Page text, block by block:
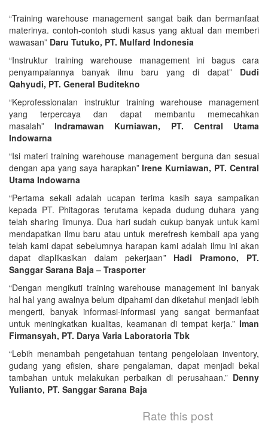
“Training warehouse management sangat baik dan bermanfaat
materinya. contoh-contoh studi kasus yang aktual dan memberi
wawasan” Daru Tutuko, PT. Mulfard Indonesia
“Instruktur training warehouse management ini bagus cara
penyampaiannya banyak ilmu baru yang di dapat” Dudi
Qahyudi, PT. General Buditekno
“Keprofessionalan instruktur training warehouse management
yang terpercaya dan dapat membantu memecahkan
masalah”Indramawan Kurniawan, PT. Central Utama
Indowarna
“Isi materi training warehouse management berguna dan sesuai
dengan apa yang saya harapkan”Irene Kurniawan, PT. Central
Utama Indowarna
“Pertama sekali adalah ucapan terima kasih saya sampaikan
kepada PT. Phitagoras terutama kepada dudung duhara yang
telah sharing ilmunya. Dua hari sudah cukup banyak untuk kami
mendapatkan ilmu baru atau untuk merefresh kembali apa yang
telah kami dapat sebelumnya harapan kami adalah ilmu ini akan
dapat diaplikasikan dalam pekerjaan” Hadi Pramono, PT.
Sanggar Sarana Baja – Trasporter
“Dengan mengikuti training warehouse management ini banyak
hal hal yang awalnya belum dipahami dan diketahui menjadi lebih
mengerti, banyak informasi-informasi yang sangat bermanfaat
untuk meningkatkan kualitas, keamanan di tempat kerja.” Iman
Firmansyah, PT. Darya Varia Laboratoria Tbk
“Lebih menambah pengetahuan tentang pengelolaan inventory,
gudang yang efisien, share pengalaman, dapat menjadi bekal
tambahan untuk melakukan perbaikan di perusahaan.” Denny
Yulianto, PT. Sanggar Sarana Baja
Rate this post